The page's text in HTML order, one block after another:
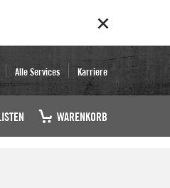
Alle Services Karriere
WARENKORB